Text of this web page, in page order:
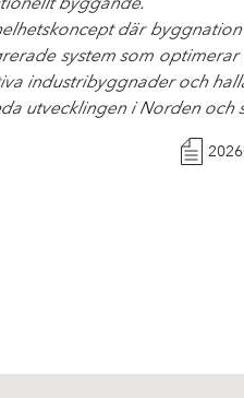
där
system som
industribyggnader och
utvecklingen i Norden